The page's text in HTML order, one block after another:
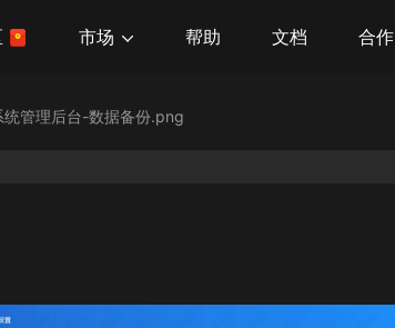
市场 帮助 文档 合作
统管理后台-数据备份.png